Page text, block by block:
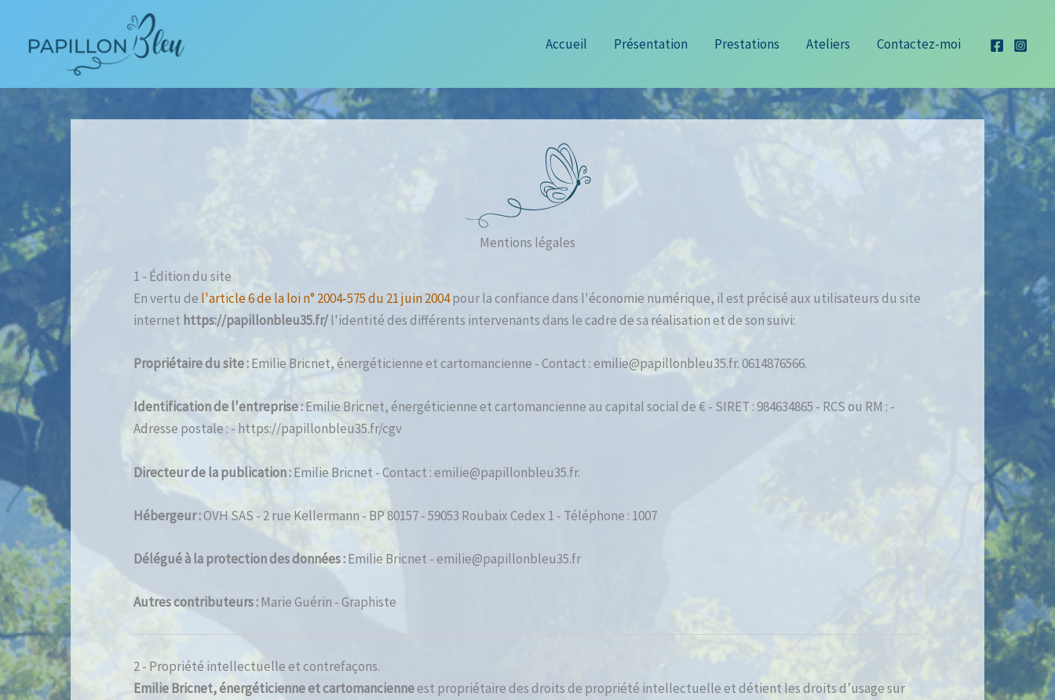
contenu
Accueil Présentation Prestations Ateliers Contactez-moi
Mentions légales
1 - Édition du site
En vertu de l'article 6 de la loi n° 2004-575 du 21 juin 2004pour la confiance dans l'économie numérique, il est précisé aux utilisateurs du site
internet https://papillonbleu35.fr/l'identité des différents intervenants dans le cadre de sa réalisation et de son suivi:
Propriétaire du site :Emilie Bricnet, énergéticienne et cartomancienne - Contact : emilie@papillonbleu35.fr. 0614876566.
Identification de l'entreprise :Emilie Bricnet, énergéticienne et cartomancienne au capital social de € - SIRET : 984634865 - RCS ou RM : -
Adresse postale : - https://papillonbleu35.fr/cgv
Directeur de la publication :Emilie Bricnet - Contact : emilie@papillonbleu35.fr.
Hébergeur :OVH SAS - 2 rue Kellermann - BP 80157 - 59053 Roubaix Cedex 1 - Téléphone : 1007
Délégué à la protection des données :Emilie Bricnet - emilie@papillonbleu35.fr
Autres contributeurs :Marie Guérin - Graphiste
2 - Propriété intellectuelle et contrefaçons.
Emilie Bricnet, énergéticienne et cartomancienneest propriétaire des droits de propriété intellectuelle et détient les droits d’usage sur